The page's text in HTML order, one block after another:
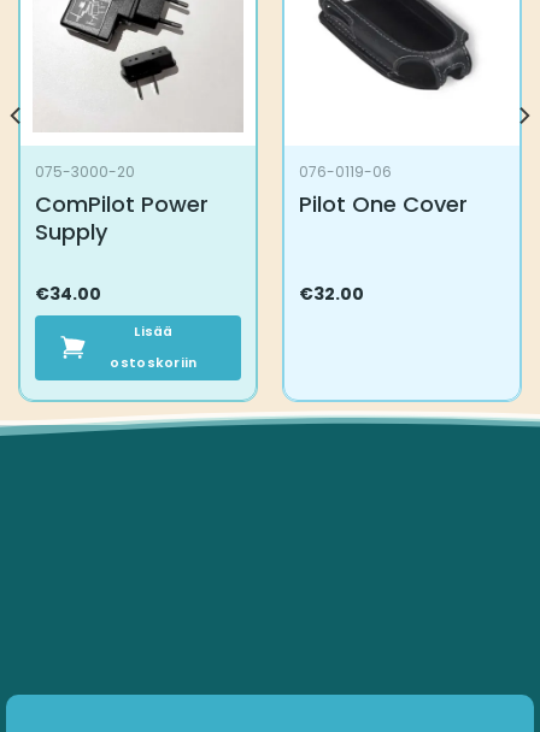
075-3000-20
ComPilot Power
Supply
€34.00
Lisää
ostoskoriin
076-0119-06
Pilot One Cover
€32.00